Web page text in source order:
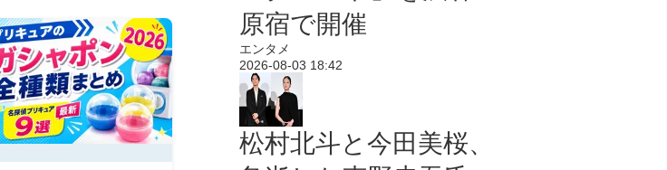
原宿で開催
エンタメ
2026-08-03 18:42
松村北斗と今田美桜、